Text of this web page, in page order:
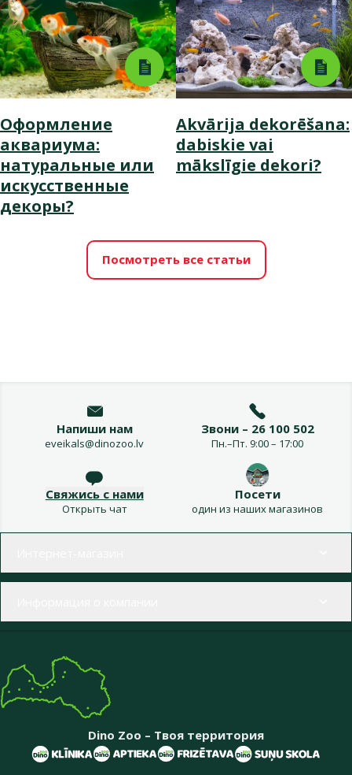
Оформление
аквариума:
натуральные или
искусственные
декоры?
Akvārija dekorēšana:
dabiskie vai
mākslīgie dekori?
Посмотреть все статьи
Напиши нам
eveikals@dinozoo.lv
Звони – 26 100 502
Пн.–Пт. 9:00 – 17:00
Свяжись с нами
Открыть чат
Посети
один из наших магазинов
Dino Zoo – Твоя территория